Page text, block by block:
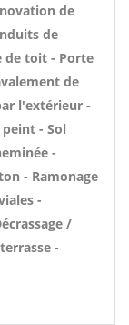
de
de
de toit - Porte
de
l'extérieur -
- Sol
-
- Ramonage
-
/
-